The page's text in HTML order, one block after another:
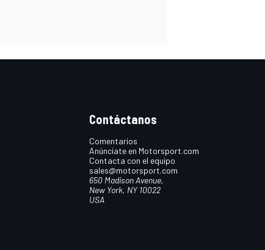
Contáctanos
Comentarios
Anúnciate en Motorsport.com
Contacta con el equipo
sales@motorsport.com
650 Madison Avenue,
New York, NY 10022
USA